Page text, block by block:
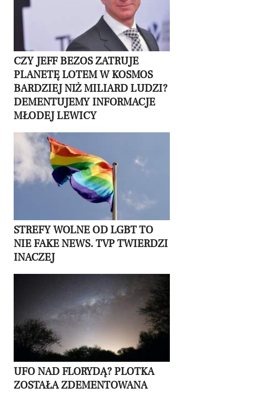
CZY JEFF BEZOS ZATRUJE
PLANETĘ LOTEM W KOSMOS
BARDZIEJ NIŻ MILIARD LUDZI?
DEMENTUJEMY INFORMACJE
MŁODEJ LEWICY
STREFY WOLNE OD LGBT TO
NIE FAKE NEWS. TVP TWIERDZI
INACZEJ
UFO NAD FLORYDĄ? PLOTKA
ZOSTAŁA ZDEMENTOWANA